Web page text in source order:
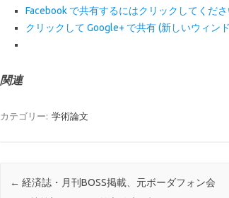
Facebook で共有するにはクリックしてくだ
クリックして Google+ で共有 (新しいウィン
関連
カテゴリー: 学術論文
投稿ナビゲーション
← 経済誌・月刊BOSS掲載、元ボーダフォン会